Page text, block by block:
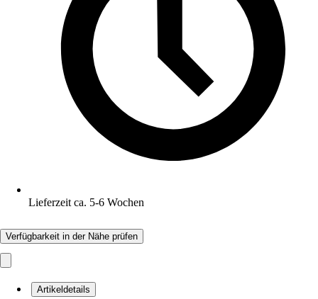
Lieferzeit ca. 5-6 Wochen
Verfügbarkeit in der Nähe prüfen
Artikeldetails